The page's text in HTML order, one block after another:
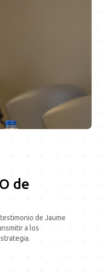
de
de Jaume
a los